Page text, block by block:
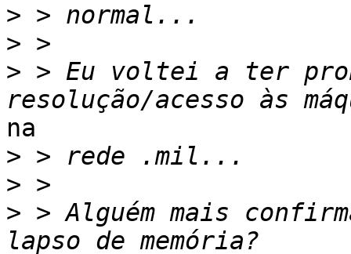
>
>
> > Eu voltei a ter
na
>
>
> > Alguém mais